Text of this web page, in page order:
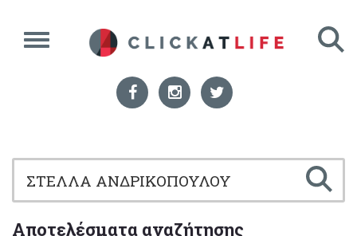
Αποτελέσματα αναζήτησης